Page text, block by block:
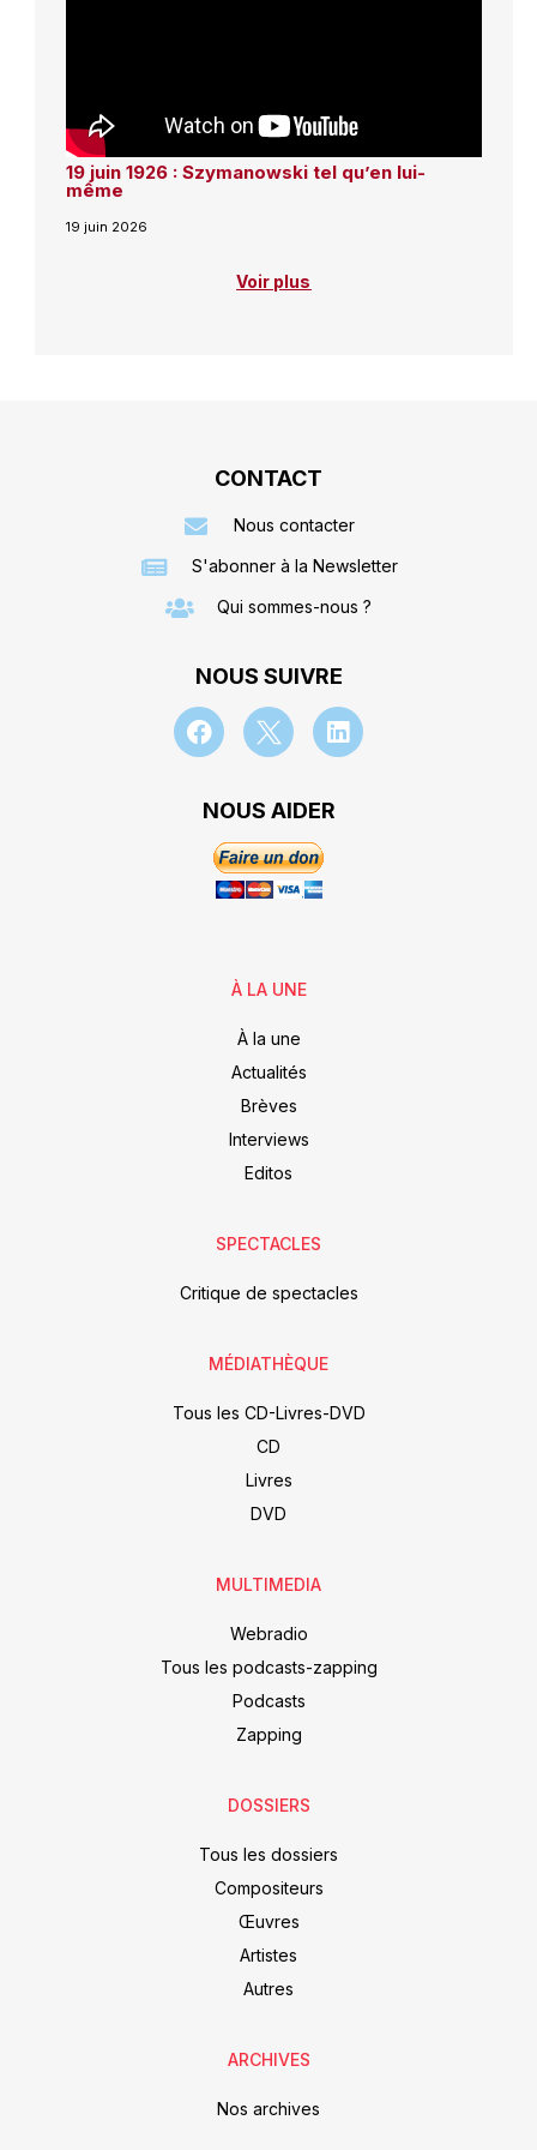
19 juin 1926 : Szymanowski tel qu’en lui-
même
19 juin 2026
Voir plus
CONTACT
Nous contacter
S'abonner à la Newsletter
Qui sommes-nous ?
NOUS SUIVRE
NOUS AIDER
À LA UNE
À la une
Actualités
Brèves
Interviews
Editos
SPECTACLES
Critique de spectacles
MÉDIATHÈQUE
Tous les CD-Livres-DVD
CD
Livres
DVD
MULTIMEDIA
Webradio
Tous les podcasts-zapping
Podcasts
Zapping
DOSSIERS
Tous les dossiers
Compositeurs
Œuvres
Artistes
Autres
ARCHIVES
Nos archives